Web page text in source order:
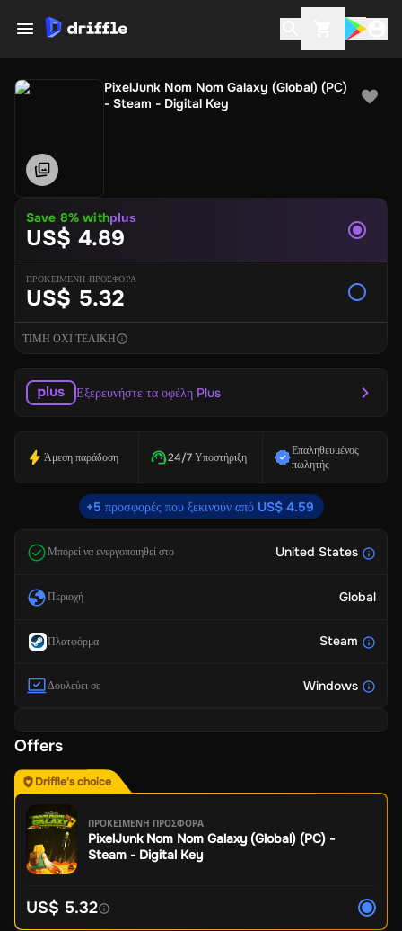
PixelJunk Nom Nom Galaxy (Global) (PC)
- Steam - Digital Key
Save 8% withplus
US$ 4.89
ΠΡΟΚΕΙΜΕΝΗ ΠΡΟΣΦΟΡΑ
US$ 5.32
ΤΙΜΗ ΟΧΙ ΤΕΛΙΚΗ
Εξερευνήστε τα οφέλη Plus
Άμεση παράδοση 24/7 Υποστήριξη
Επαληθευμένος
πωλητής
+5 προσφορές που ξεκινούν από US$ 4.59
Μπορεί να ενεργοποιηθεί στο United States
Περιοχή Global
Πλατφόρμα Steam
Δουλεύει σε Windows
Offers
Driffle's choice
ΠΡΟΚΕΙΜΕΝΗ ΠΡΟΣΦΟΡΑ
PixelJunk Nom Nom Galaxy (Global) (PC) -
Steam - Digital Key
US$ 5.32